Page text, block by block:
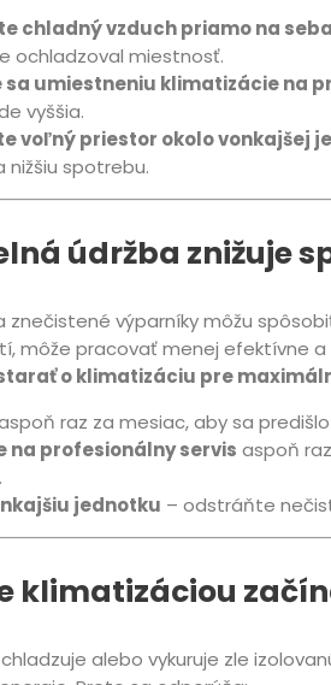
chladný vzduch priamo na seba
ochladzoval miestnosť.
umiestneniu klimatizácie na
vyššia.
voľný priestor okolo vonkajšej
nižšiu spotrebu.
údržba znižuje
znečistené výparníky môžu
môže pracovať menej efektívne
o klimatizáciu pre
raz za mesiac, aby sa
na profesionálny servis aspoň
jednotku – odstráňte
klimatizáciou
alebo vykuruje zle